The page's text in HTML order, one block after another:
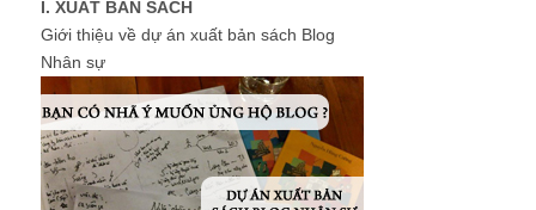
I. XUẤT BẢN SÁCH
Giới thiệu về dự án xuất bản sách Blog
Nhân sự